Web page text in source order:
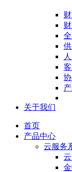
关于我们
首页
产品中心
云服务